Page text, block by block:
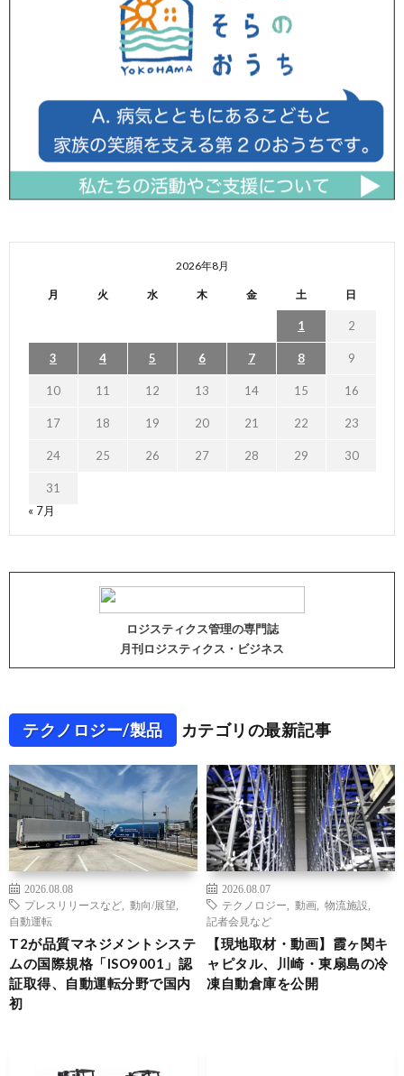
2026年8月
月 火 水 木 金 土 日
1 2
3 4 5 6 7 8 9
10 11 12 13 14 15 16
17 18 19 20 21 22 23
24 25 26 27 28 29 30
31
« 7月
ロジスティクス管理の専門誌
月刊ロジスティクス・ビジネス
テクノロジー/製品 カテゴリの最新記事
2026.08.08
プレスリリースなど
動向/展望
自動運転
T2が品質マネジメントシステ
ムの国際規格「ISO9001」認
証取得、自動運転分野で国内
初
2026.08.07
テクノロジー
動画 物流施設
記者会見など
【現地取材・動画】霞ヶ関キ
ャピタル、川崎・東扇島の冷
凍自動倉庫を公開